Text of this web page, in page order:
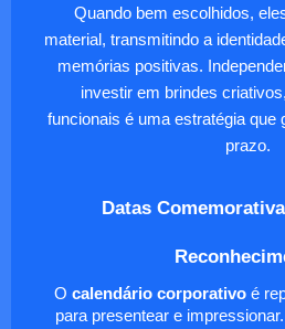
Quando bem escolhidos,
material, transmitindo a
memórias positivas.
investir em brindes
funcionais é uma estratégia que
prazo.
Datas
O calendário corporativo é
para presentear e